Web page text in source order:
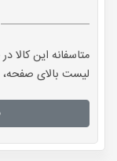
متاسفانه این
لیست بالای صفحه،